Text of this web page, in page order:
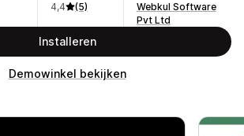
4,4
(5)
Webkul Software
Pvt Ltd
Installeren
Demowinkel bekijken